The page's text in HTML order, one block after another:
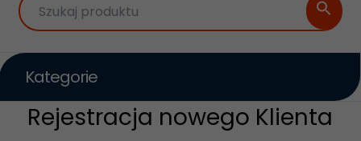
Szukaj produktu
Kategorie
Rejestracja nowego Klienta